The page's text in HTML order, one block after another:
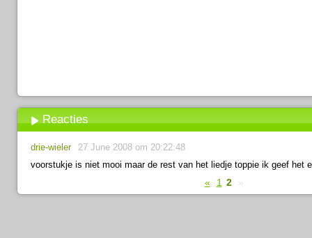
Reacties
drie-wieler
27 June 2008 om 20:22:48
voorstukje is niet mooi maar de rest van het liedje toppie ik geef het
« 1 2 »